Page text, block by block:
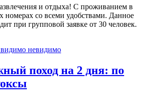
и отдыха! С проживанием в
номерах со всеми удобствами. Данное
при групповой заявке от 30 человек.
поход на 2 дня: по